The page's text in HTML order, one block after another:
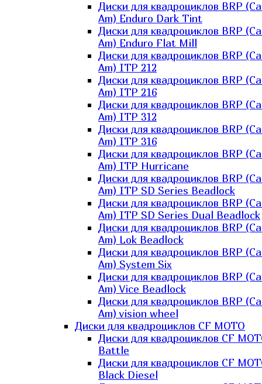
Диски для квадроциклов BRP
Am) Enduro Dark Tint
Диски для квадроциклов BRP
Am) Enduro Flat Mill
Диски для квадроциклов BRP
Am) ITP 212
Диски для квадроциклов BRP
Am) ITP 216
Диски для квадроциклов BRP
Am) ITP 312
Диски для квадроциклов BRP
Am) ITP 316
Диски для квадроциклов BRP
Am) ITP Hurricane
Диски для квадроциклов BRP
Am) ITP SD Series Beadlock
Диски для квадроциклов BRP
Am) ITP SD Series Dual Beadlock
Диски для квадроциклов BRP
Am) Lok Beadlock
Диски для квадроциклов BRP
Am) System Six
Диски для квадроциклов BRP
Am) Vice Beadlock
Диски для квадроциклов BRP
Am) vision wheel
Диски для квадроциклов CF MOTO
Диски для квадроциклов CF
Battle
Диски для квадроциклов CF
Black Diesel